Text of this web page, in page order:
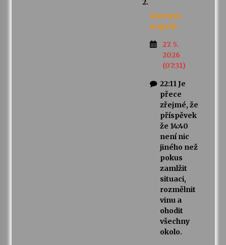
Anonym
napsal:
27. 5.
2026
(07:31)
22:11 Je
přece
zřejmé, že
příspěvek
že 14:40
není nic
jiného než
pokus
zamlžit
situaci,
rozmělnit
vinu a
ohodit
všechny
okolo.